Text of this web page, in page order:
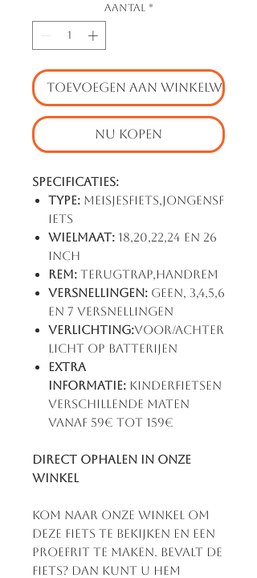
Aantal *
TOEVOEGEN AAN WINKELWAGEN
NU KOPEN
Specificaties:
Type: Meisjesfiets,Jongensf
iets
Wielmaat: 18,20,22,24 en 26
inch
Rem: Terugtrap,Handrem
Versnellingen: Geen, 3,4,5,6
en 7 versnellingen
Verlichting:Voor/achter
licht op batterijen
Extra
informatie: Kinderfietsen
verschillende maten
vanaf 59€ tot 159€
Direct ophalen in onze
winkel
Kom naar onze winkel om
deze fiets te bekijken en een
proefrit te maken. Bevalt de
fiets? Dan kunt u hem